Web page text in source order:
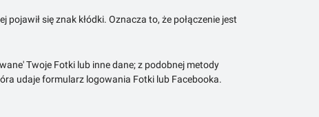
się znak kłódki. Oznacza to, że połączenie jest
Twoje Fotki lub inne dane; z podobnej metody
udaje formularz logowania Fotki lub Facebooka.